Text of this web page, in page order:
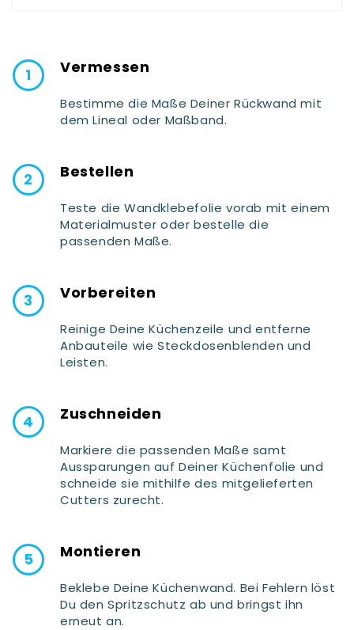
Vermessen
Bestimme die Maße Deiner Rückwand mit
dem Lineal oder Maßband.
Bestellen
Teste die Wandklebefolie vorab mit einem
Materialmuster oder bestelle die
passenden Maße.
Vorbereiten
Reinige Deine Küchenzeile und entferne
Anbauteile wie Steckdosenblenden und
Leisten.
Zuschneiden
Markiere die passenden Maße samt
Aussparungen auf Deiner Küchenfolie und
schneide sie mithilfe des mitgelieferten
Cutters zurecht.
Montieren
Beklebe Deine Küchenwand. Bei Fehlern löst
Du den Spritzschutz ab und bringst ihn
erneut an.